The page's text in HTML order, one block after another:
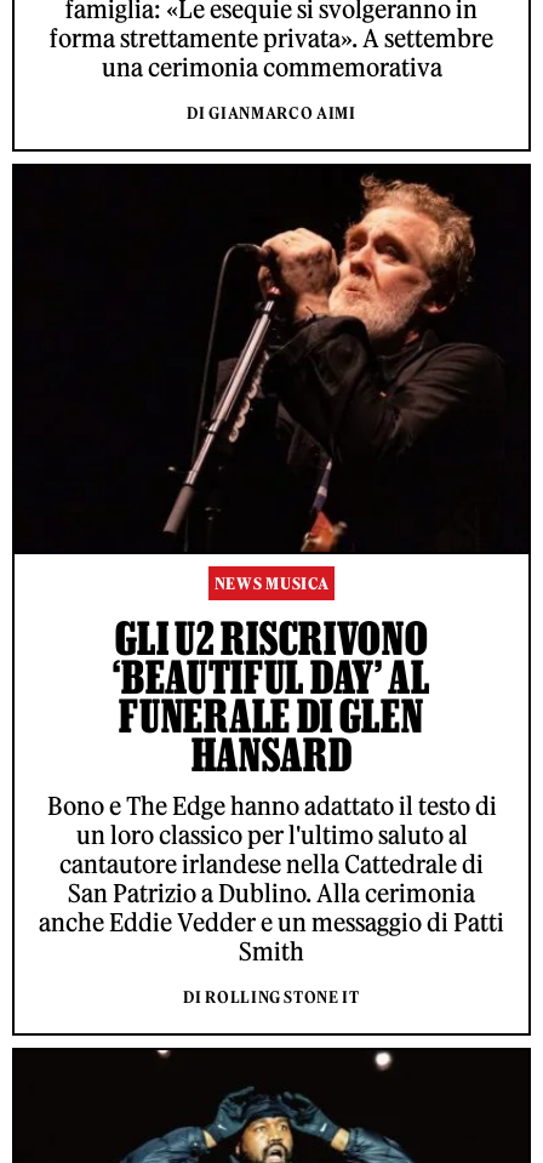
famiglia: «Le esequie si svolgeranno in
forma strettamente privata». A settembre
una cerimonia commemorativa
DI GIANMARCO AIMI
NEWS MUSICA
GLI U2 RISCRIVONO
‘BEAUTIFUL DAY’ AL
FUNERALE DI GLEN
HANSARD
Bono e The Edge hanno adattato il testo di
un loro classico per l'ultimo saluto al
cantautore irlandese nella Cattedrale di
San Patrizio a Dublino. Alla cerimonia
anche Eddie Vedder e un messaggio di Patti
Smith
DI ROLLING STONE IT